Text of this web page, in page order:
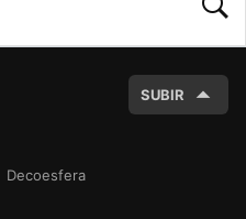
SUBIR
Decoesfera